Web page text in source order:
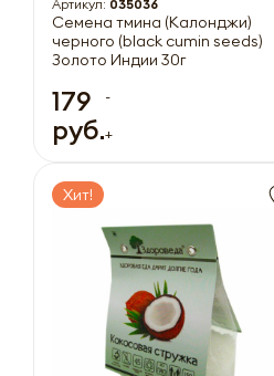
Артикул: 035036
Семена тмина (Калонджи)
черного (black cumin seeds)
Золото Индии 30г
179
руб.
-
+
Хит!